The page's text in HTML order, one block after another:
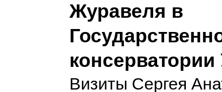
Журавеля в
консерватории
Визиты Сергея